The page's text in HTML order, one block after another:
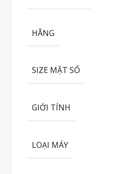
HÃNG
SIZE MẶT SỐ
GIỚI TÍNH
LOẠI MÁY